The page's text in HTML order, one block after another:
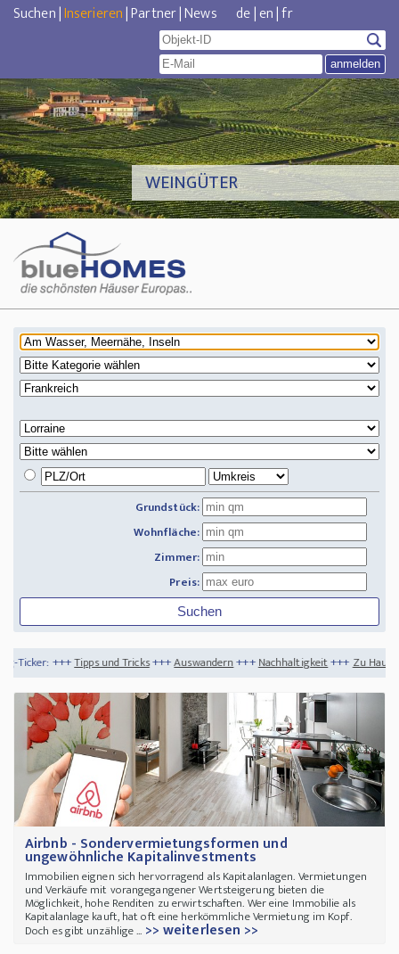
Suchen|Inserieren|Partner|News de|en|fr
WEINGÜTER
Grundstück:
Wohnfläche:
Zimmer:
Preis:
Tricks+++Auswandern+++Nachhaltigkeit+++Zu Hause den Herbst in
Airbnb - Sondervermietungsformen und
ungewöhnliche Kapitalinvestments
Immobilien eignen sich hervorragend als Kapitalanlagen. Vermietungen
und Verkäufe mit vorangegangener Wertsteigerung bieten die
Möglichkeit, hohe Renditen zu erwirtschaften. Wer eine Immobilie als
Kapitalanlage kauft, hat oft eine herkömmliche Vermietung im Kopf.
Doch es gibt unzählige ... >> weiterlesen >>